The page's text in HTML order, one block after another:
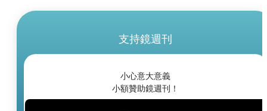
支持鏡週刊
小心意大意義
小額贊助鏡週刊！